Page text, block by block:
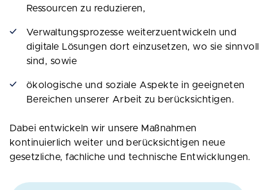
Ressourcen zu reduzieren,
Verwaltungsprozesse weiterzuentwickeln und
digitale Lösungen dort einzusetzen, wo sie sinnvoll
sind, sowie
ökologische und soziale Aspekte in geeigneten
Bereichen unserer Arbeit zu berücksichtigen.
Dabei entwickeln wir unsere Maßnahmen
kontinuierlich weiter und berücksichtigen neue
gesetzliche, fachliche und technische Entwicklungen.